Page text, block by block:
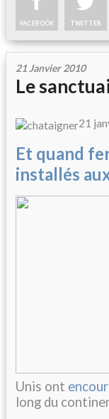
FACEBOOK TWITTER
21 Janvier 2010
Le
21
Et quand
installés
Unis ont
long du